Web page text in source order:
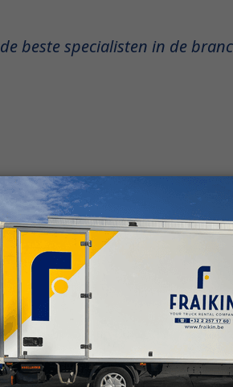
beste specialisten in de
betrouwbare ondersteuning van
terecht op het centrale nummer
hulp bij leasing